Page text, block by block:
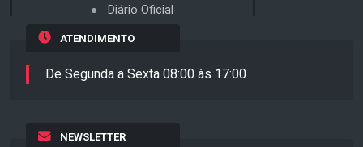
Diário Oficial
ATENDIMENTO
De Segunda a Sexta 08:00 às 17:00
NEWSLETTER